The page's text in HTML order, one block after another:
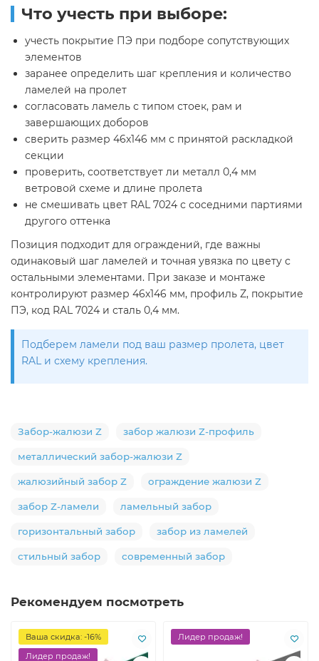
Что учесть при выборе:
учесть покрытие ПЭ при подборе сопутствующих
элементов
заранее определить шаг крепления и количество
ламелей на пролет
согласовать ламель с типом стоек, рам и
завершающих доборов
сверить размер 46х146 мм с принятой раскладкой
секции
проверить, соответствует ли металл 0,4 мм
ветровой схеме и длине пролета
не смешивать цвет RAL 7024 с соседними партиями
другого оттенка
Позиция подходит для ограждений, где важны
одинаковый шаг ламелей и точная увязка по цвету с
остальными элементами. При заказе и монтаже
контролируют размер 46х146 мм, профиль Z, покрытие
ПЭ, код RAL 7024 и сталь 0,4 мм.
Подберем ламели под ваш размер пролета, цвет
RAL и схему крепления.
Забор-жалюзи Z забор жалюзи Z-профиль
металлический забор-жалюзи Z
жалюзийный забор Z ограждение жалюзи Z
забор Z-ламели ламельный забор
горизонтальный забор забор из ламелей
стильный забор современный забор
Рекомендуем посмотреть
Ваша скидка: -16%
Лидер продаж!
Лидер продаж!